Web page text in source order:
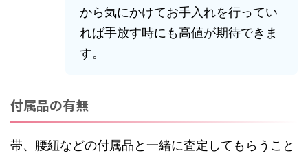
から気にかけてお手入れを行ってい
れば手放す時にも高値が期待できま
す。
付属品の有無
帯、腰紐などの付属品と一緒に査定してもらうこと